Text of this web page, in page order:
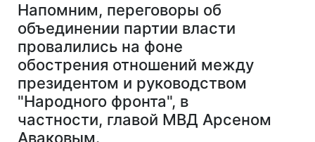
Напомним, переговоры об
объединении партии власти
провалились на фоне
обострения отношений между
президентом и руководством
"Народного фронта", в
частности, главой МВД Арсеном
Аваковым.